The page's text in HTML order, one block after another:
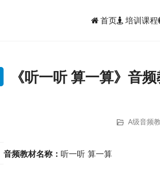
首页 培训课程
《听一听 算一算》音
A级音频
音频教材名称： 听一听 算一算